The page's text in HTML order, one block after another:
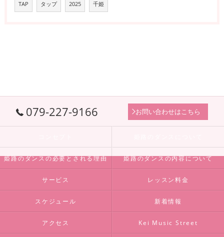
TAP タップ 2025 千姫
079-227-9166 お問い合わせはこちら
姫路のダンスの必要とされる理由 姫路のダンスの内容について
サービス レッスン料金
スケジュール 新着情報
アクセス Kei Music Street